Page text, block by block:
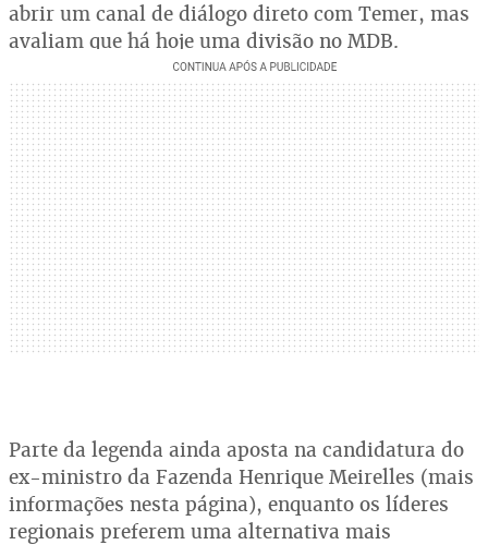
abrir um canal de diálogo direto com Temer, mas
avaliam que há hoje uma divisão no MDB.
Parte da legenda ainda aposta na candidatura do
ex-ministro da Fazenda Henrique Meirelles (mais
informações nesta página), enquanto os líderes
regionais preferem uma alternativa mais